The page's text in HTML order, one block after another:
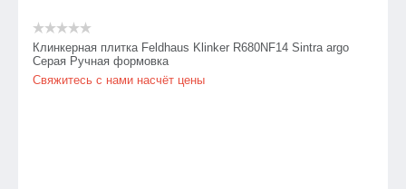
Клинкерная плитка Feldhaus Klinker R680NF14 Sintra argo
Серая Ручная формовка
Свяжитесь с нами насчёт цены